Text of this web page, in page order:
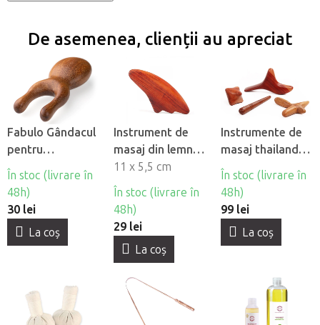
De asemenea, clienții au apreciat
Fabulo Gândacul
pentru
madroterapie
facială
În stoc (livrare în
48h)
30 lei
La coş
Instrument de
masaj din lemn
Bodhi Gua Sha
11 x 5,5 cm
În stoc (livrare în
48h)
29 lei
La coş
Instrumente de
masaj thailandez
din lemn, 4 buc
În stoc (livrare în
48h)
99 lei
La coş